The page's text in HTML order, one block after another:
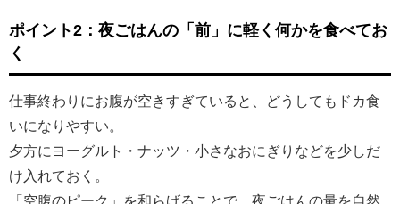
ポイント2：夜ごはんの「前」に軽く何かを食べてお
く
仕事終わりにお腹が空きすぎていると、どうしてもドカ食
いになりやすい。
夕方にヨーグルト・ナッツ・小さなおにぎりなどを少しだ
け入れておく。
「空腹のピーク」を和らげることで、夜ごはんの量を自然